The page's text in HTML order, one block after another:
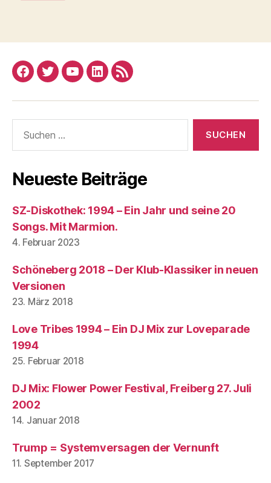
Facebook
TwitterYouTube
LinkedRSS
nach:
Neueste Beiträge
SZ-Diskothek: 1994 – Ein Jahr und seine 20
Songs. Mit Marmion.
4. Februar 2023
Schöneberg 2018 – Der Klub-Klassiker in neuen
Versionen
23. März 2018
Love Tribes 1994 – Ein DJ Mix zur Loveparade
1994
25. Februar 2018
DJ Mix: Flower Power Festival, Freiberg 27. Juli
2002
14. Januar 2018
Trump = Systemversagen der Vernunft
11. September 2017